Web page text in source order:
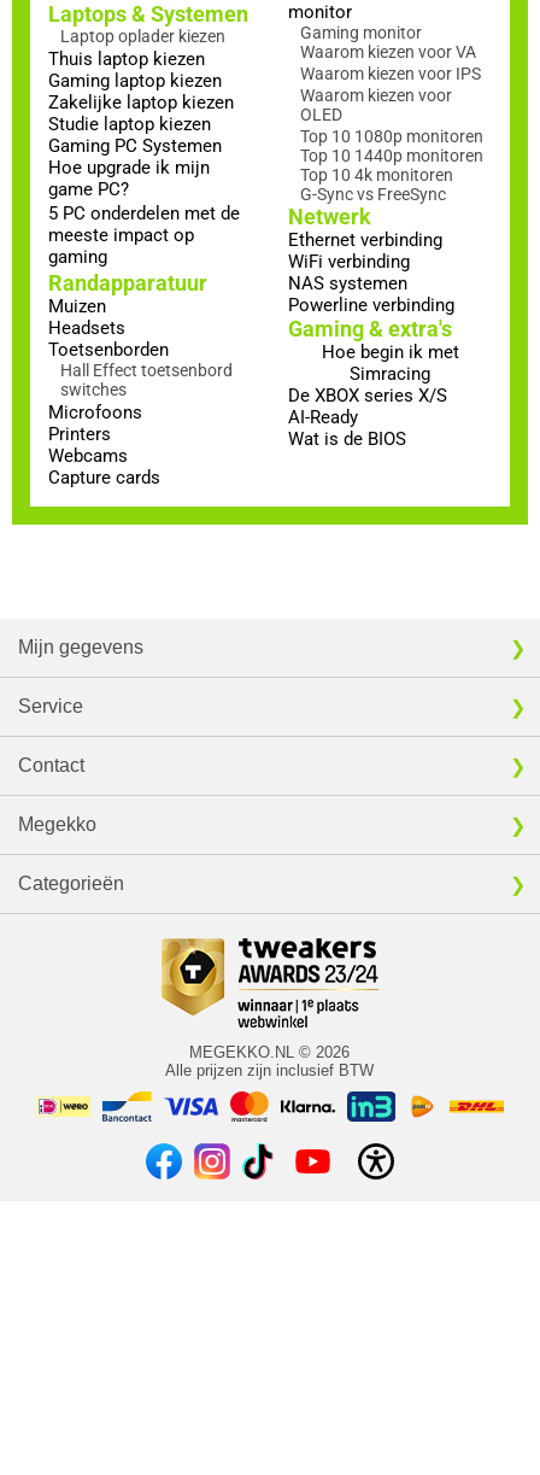
Laptops & Systemen
Laptop oplader kiezen
Thuis laptop kiezen
Gaming laptop kiezen
Zakelijke laptop kiezen
Studie laptop kiezen
Gaming PC Systemen
Hoe upgrade ik mijn
game PC?
5 PC onderdelen met de
meeste impact op
gaming
Randapparatuur
Muizen
Headsets
Toetsenborden
Hall Effect toetsenbord
switches
Microfoons
Printers
Webcams
Capture cards
monitor
Gaming monitor
Waarom kiezen voor VA
Waarom kiezen voor IPS
Waarom kiezen voor
OLED
Top 10 1080p monitoren
Top 10 1440p monitoren
Top 10 4k monitoren
G-Sync vs FreeSync
Netwerk
Ethernet verbinding
WiFi verbinding
NAS systemen
Powerline verbinding
Gaming & extra's
Hoe begin ik met
Simracing
De XBOX series X/S
AI-Ready
Wat is de BIOS
Mijn gegevens
Service
Contact
Megekko
Categorieën
MEGEKKO.NL © 2026
Alle prijzen zijn inclusief BTW